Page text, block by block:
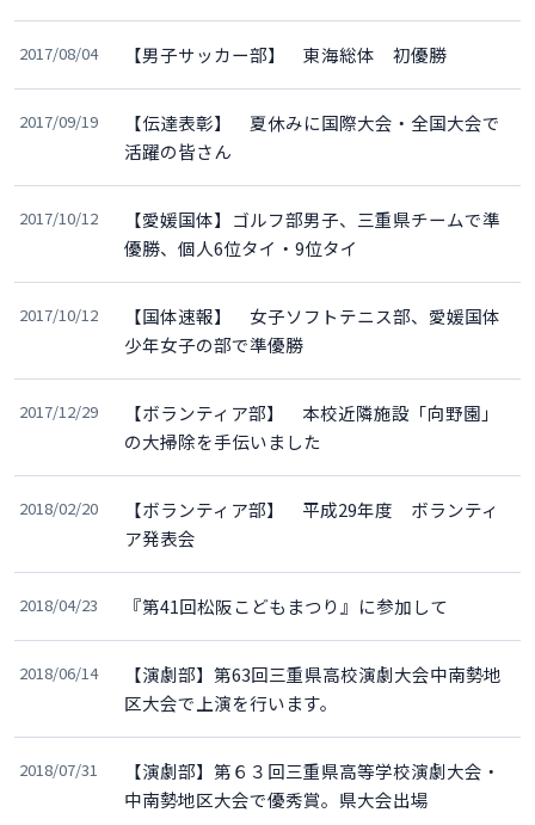
2017/08/04 【男子サッカー部】 東海総体 初優勝
2017/09/19
【伝達表彰】 夏休みに国際大会・全国大会で
活躍の皆さん
2017/10/12
【愛媛国体】ゴルフ部男子、三重県チームで準
優勝、個人6位タイ・9位タイ
2017/10/12
【国体速報】 女子ソフトテニス部、愛媛国体
少年女子の部で準優勝
2017/12/29
【ボランティア部】 本校近隣施設「向野園」
の大掃除を手伝いました
2018/02/20
【ボランティア部】 平成29年度 ボランティ
ア発表会
2018/04/23 『第41回松阪こどもまつり』に参加して
2018/06/14
【演劇部】第63回三重県高校演劇大会中南勢地
区大会で上演を行います。
2018/07/31
【演劇部】第６３回三重県高等学校演劇大会・
中南勢地区大会で優秀賞。県大会出場